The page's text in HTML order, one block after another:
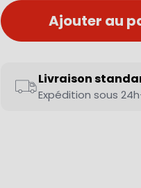
Ajouter au
Livraison
Expédition sous